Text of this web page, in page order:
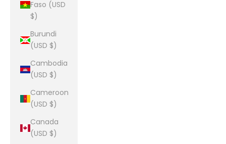
Faso (USD
$)
Burundi
(USD $)
Cambodia
(USD $)
Cameroon
(USD $)
Canada
(USD $)